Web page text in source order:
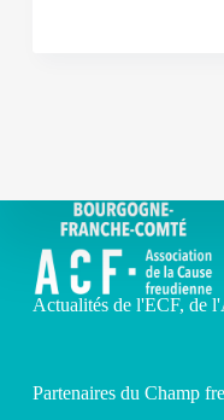
Actualités de l'ECF, de
Partenaires du Champ